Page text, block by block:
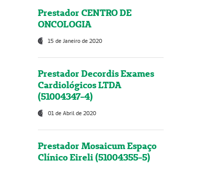
Prestador CENTRO DE
ONCOLOGIA
15 de Janeiro de 2020
Prestador Decordis Exames
Cardiológicos LTDA
(51004347-4)
01 de Abril de 2020
Prestador Mosaicum Espaço
Clínico Eireli (51004355-5)